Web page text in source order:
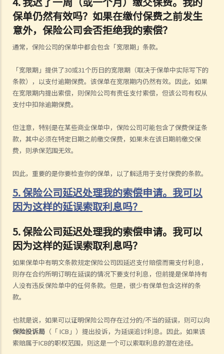
保单仍然有效吗？如果在缴付保费之前发生
意外，保险公司会否拒绝我的索偿？
通常，保险公司的保单中都会包含「宽限期」条款。
「宽限期」提供了30或31个历日的宽限期（取决于保单中实际写下的
条款），以支付逾期保费。该保单在宽限期内仍然有效。因此，如果
在宽限期内提出索偿，则保险公司有责任支付索偿，但该公司有权从
支付中扣除逾期保费。
但注意，特别是在某些商业保单中，保险公司可能包含了保费保证条
款，其中必须在特定日期之前缴交保费，如果未在该日期前缴交保
费，则承保范围无效。
因此，重要的是你要检查你的保单，以了解适用于支付保费的条款。
5. 保险公司延迟处理我的索偿申请。我可以
因为这样的延误索取利息吗？
5.保险公司延迟处理我的索偿申请。我可以
因为这样的延误索取利息吗？
如果保单中有明文条款规定保险公司因延迟支付赔偿而需支付利息，
则存在合约所明订明在延误的情况下要支付利息，但前提是保单持有
人没有违反保险单中的任何条款。但是，很少有保单包含这样的条
款。
也就是说，如果可以证明保险公司存在过分的/不当的延误，则可以向
保险投诉局 （「 ICB」）提出投诉，为延误追讨利息。因此，如果该
索赔属于ICB的职权范围，则这是一个可以索取利息的潜在途径。